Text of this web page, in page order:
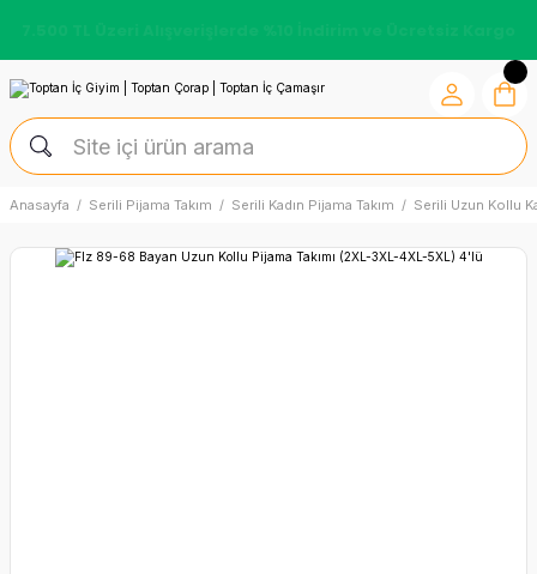
Anasayfa Serili Pijama Takım Serili Kadın Pijama Takım Serili Uzun Kollu